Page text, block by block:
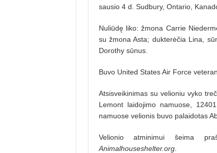
sausio 4 d. Sudbury, Ontario,
Nuliūdę liko: žmona Carrie
su žmona Asta; dukterėčia Lina,
Dorothy sūnus.
Buvo United States Air Force
Atsisveikinimas su velioniu vyko
Lemont laidojimo namuose,
namuose velionis buvo palaidotas
Velionio atminimui šeima
Animalhouseshelter.org.